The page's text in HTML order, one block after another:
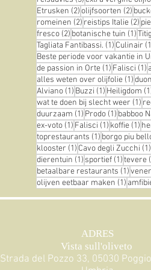
Etrusken (2)2 posts
olijfsoorten (2) 2
romeinen (2) 2 posts
reistips Italie (2) 2
fresco (2) 2 posts
botanische tuin (1)1
Tagliata Fantibassi. (1) 1 post
Culinair
Beste periode voor vakantie in
de passion in Orte (1) 1 post
Falisci (1)
alles weten over olijfolie (1)1
Alviano (1) 1 post
Buzzi (1) 1 post
Heiligdom
wat te doen bij slecht weer (1) 1
duurzaam (1) 1 post
Prodo (1) 1 post
babboo
ex-voto (1) 1 post
Falisci (1) 1 post
koffie (1) 1
toprestaurants (1) 1 post
borgo piu
klooster (1) 1 post
Cavo degli Zucchi (1)
dierentuin (1) 1 post
sportief (1)1 post
tevere
betaalbare restaurants (1)1 post
olijven eetbaar maken (1) 1 post
ADRES
Vista sull'oliveto
Strada del Pozzo 33, 05030